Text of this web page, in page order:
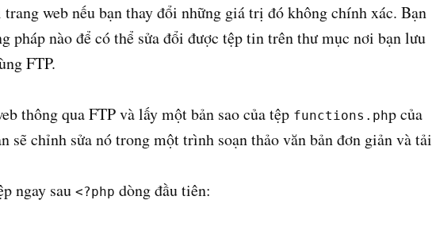
web nếu bạn thay đổi những giá trị đó không chính xác. Bạn
pháp nào để có thể sửa đổi được tệp tin trên thư mục nơi bạn lưu
FTP.
thông qua FTP và lấy một bản sao của tệp functions.php của
sẽ chỉnh sửa nó trong một trình soạn thảo văn bản đơn giản và tải
ngay sau <?php dòng đầu tiên: